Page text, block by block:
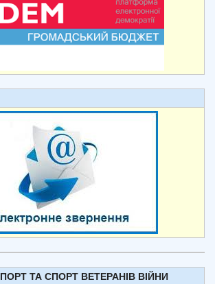
ТА СПОРТ ВЕТЕРАНІВ ВІЙНИ